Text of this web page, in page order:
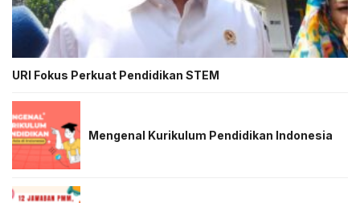
URI Fokus Perkuat Pendidikan STEM
Mengenal Kurikulum Pendidikan Indonesia